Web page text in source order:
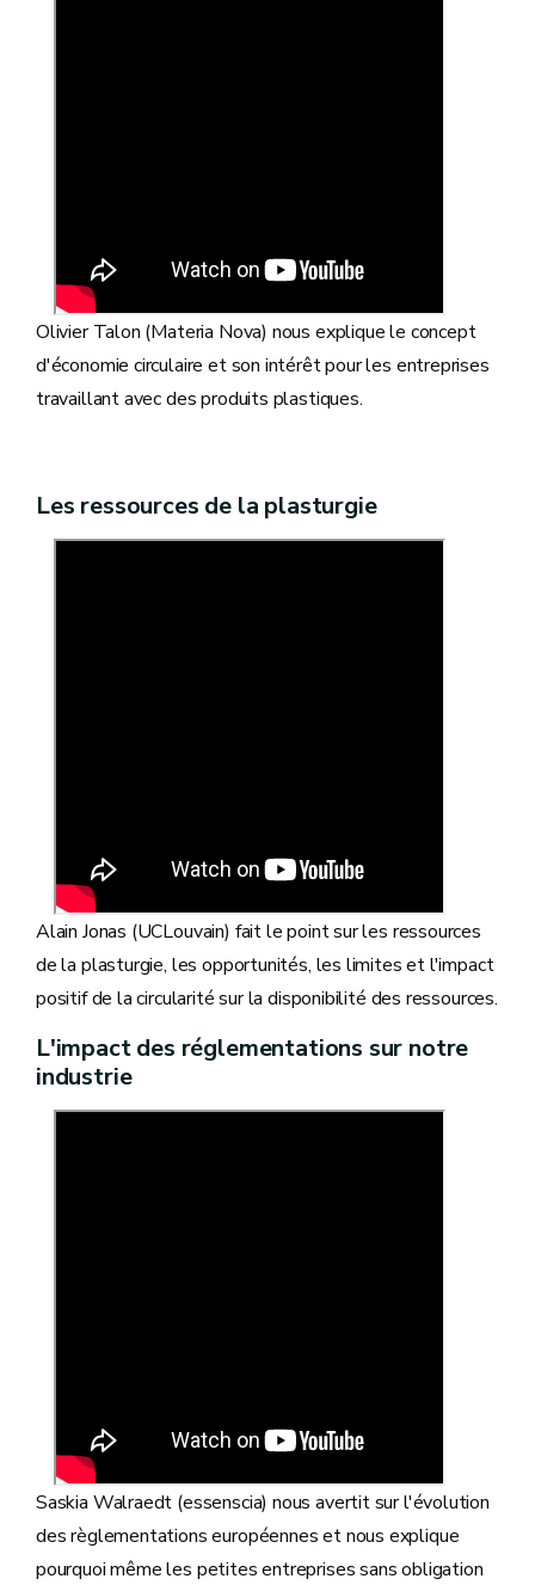
Olivier Talon (Materia Nova) nous explique le concept
d'économie circulaire et son intérêt pour les entreprises
travaillant avec des produits plastiques.
Les ressources de la plasturgie
Alain Jonas (UCLouvain) fait le point sur les ressources
de la plasturgie, les opportunités, les limites et l'impact
positif de la circularité sur la disponibilité des ressources.
L'impact des réglementations sur notre
industrie
Saskia Walraedt (essenscia) nous avertit sur l'évolution
des règlementations européennes et nous explique
pourquoi même les petites entreprises sans obligation